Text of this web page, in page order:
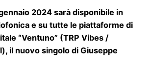
2024 sarà disponibile in
e su tutte le piattaforme di
“Ventuno” (TRP Vibes /
il nuovo singolo di Giuseppe